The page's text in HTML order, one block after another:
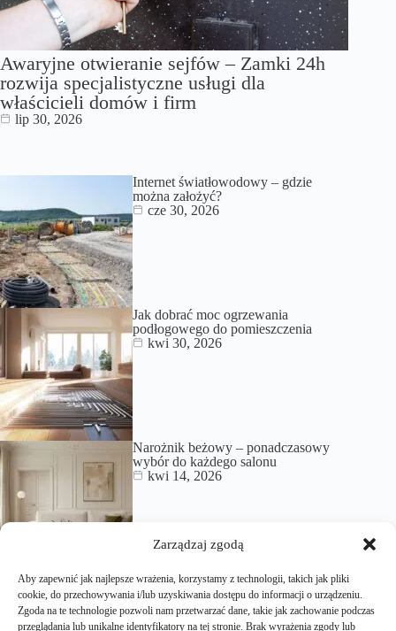
Zarządzaj zgodą
Aby zapewnić jak najlepsze wrażenia, korzystamy z technologii, takich jak pliki
cookie, do przechowywania i/lub uzyskiwania dostępu do informacji o urządzeniu.
Zgoda na te technologie pozwoli nam przetwarzać dane, takie jak zachowanie podczas
przeglądania lub unikalne identyfikatory na tej stronie. Brak wyrażenia zgody lub
Awaryjne otwieranie sejfów – Zamki 24h
rozwija specjalistyczne usługi dla
właścicieli domów i firm
lip 30, 2026
Internet światłowodowy – gdzie
można założyć?
cze 30, 2026
Jak dobrać moc ogrzewania
podłogowego do pomieszczenia
kwi 30, 2026
Narożnik beżowy – ponadczasowy
wybór do każdego salonu
kwi 14, 2026
Co to jest poddasze użytkowe i jakie
musi spełniać wymagania?
lut 17, 2026